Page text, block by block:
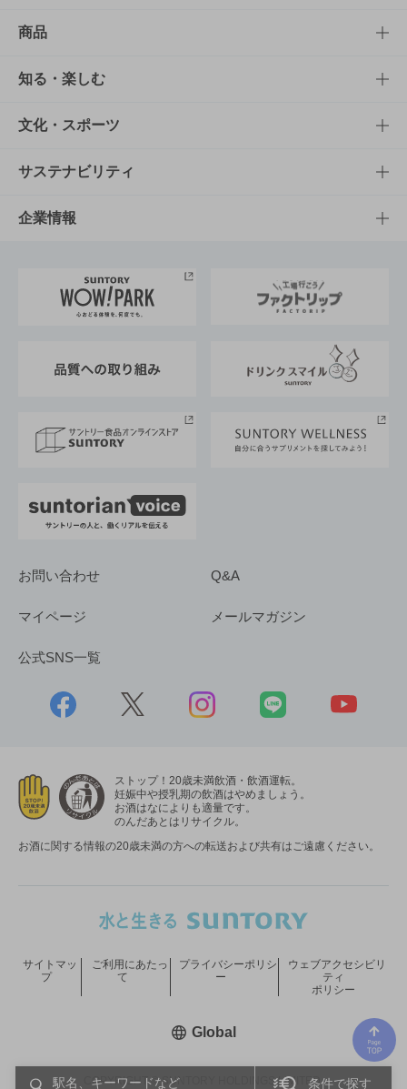
条件で探す
商品
商品TOP
商品一覧
商品発売情報
栄養成分一覧
知る・楽しむ
知る・楽しむTOP
キャンペーン
工場見学
地域情報
文化・スポーツ
文化・スポーツTOP
サントリーホール
サントリーサンバーズ大阪
サステナビリティ
サステナビリティTOP
サントリーが考えるサステナビリティ経営
企業情報
企業概要
採用情報
お問い合わせ Q&A
マイページ メールマガジン
公式SNS一覧
ストップ！20歳未満飲酒・飲酒運転。
妊娠中や授乳期の飲酒はやめましょう。
お酒はなによりも適量です。
のんだあとはリサイクル。
お酒に関する情報の20歳未満の方への転送および共有はご遠慮ください。
COPYRIGHT © SUNTORY HOLDINGS LIMITED.
サイトマッ
プ
ご利用にあたっ
て
プライバシーポリシ
ー
ウェブアクセシビリ
ティ
ポリシー
Global新しいウィンドウで開く